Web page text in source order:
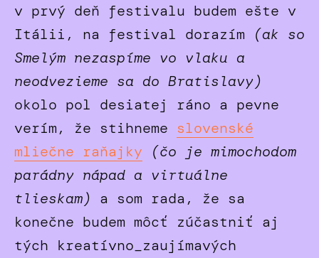
v prvý deň festivalu budem ešte v
Itálii, na festival dorazím (ak so
Smelým nezaspíme vo vlaku a
neodvezieme sa do Bratislavy)
okolo pol desiatej ráno a pevne
verím, že stihneme slovenské
mliečne raňajky
(čo je mimochodom
parádny nápad a virtuálne
tlieskam) a som rada, že sa
konečne budem môcť zúčastniť aj
tých kreatívno_zaujímavých